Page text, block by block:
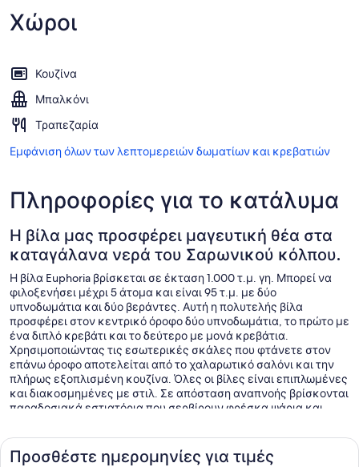
Χώροι
Κουζίνα
Μπαλκόνι
Τραπεζαρία
Εμφάνιση όλων των λεπτομερειών δωματίων και κρεβατιών
Πληροφορίες για το κατάλυμα
Η βίλα μας προσφέρει μαγευτική θέα στα
καταγάλανα νερά του Σαρωνικού κόλπου.
Η βίλα Euphoria βρίσκεται σε έκταση 1.000 τ.μ. γη. Μπορεί να
φιλοξενήσει μέχρι 5 άτομα και είναι 95 τ.μ. με δύο
υπνοδωμάτια και δύο βεράντες. Αυτή η πολυτελής βίλα
προσφέρει στον κεντρικό όροφο δύο υπνοδωμάτια, το πρώτο με
ένα διπλό κρεβάτι και το δεύτερο με μονά κρεβάτια.
Χρησιμοποιώντας τις εσωτερικές σκάλες που φτάνετε στον
επάνω όροφο αποτελείται από το χαλαρωτικό σαλόνι και την
πλήρως εξοπλισμένη κουζίνα. Όλες οι βίλες είναι επιπλωμένες
και διακοσμημένες με στιλ. Σε απόσταση αναπνοής βρίσκονται
παραδοσιακά εστιατόρια που σερβίρουν φρέσκα ψάρια και
μπορείτε να απολαύσετε τα αγαπημένα σας κοκτέιλ. Μπορείτε
να επισκεφθείτε τα κοντινά αρτοποιεία όπου μπορείτε να
Προσθέστε ημερομηνίες για τιμές